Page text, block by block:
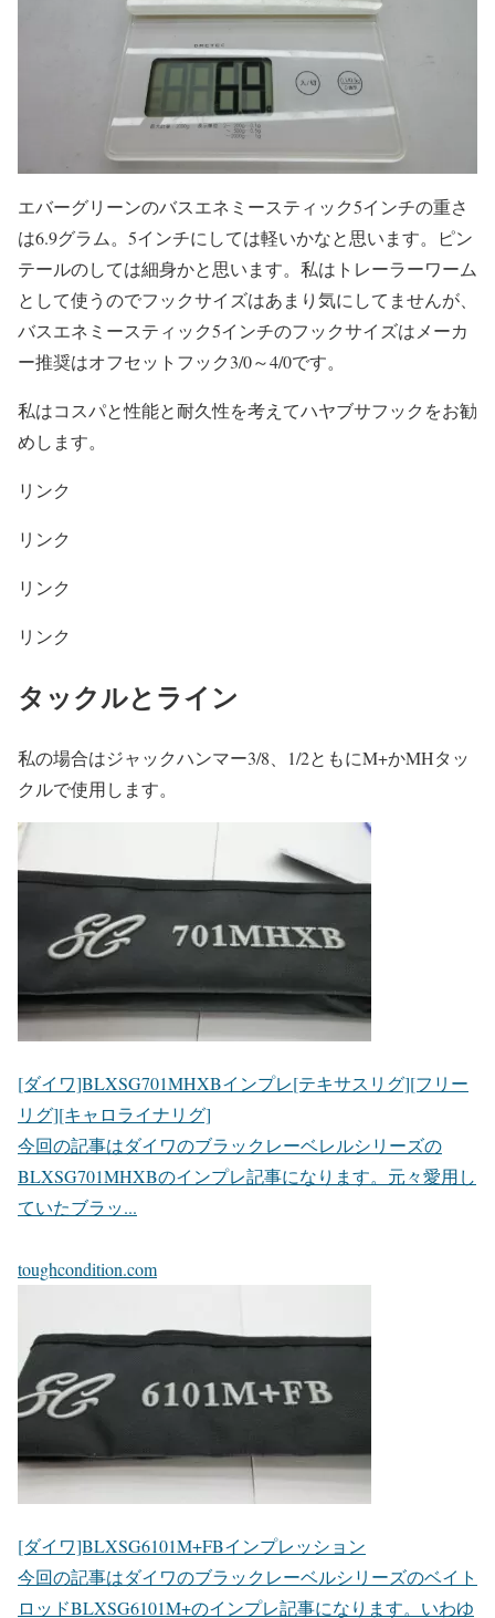
エバーグリーンのバスエネミースティック5インチの重さ
は6.9グラム。5インチにしては軽いかなと思います。ピン
テールのしては細身かと思います。私はトレーラーワーム
として使うのでフックサイズはあまり気にしてませんが、
バスエネミースティック5インチのフックサイズはメーカ
ー推奨はオフセットフック3/0～4/0です。
私はコスパと性能と耐久性を考えてハヤブサフックをお勧
めします。
リンク
リンク
リンク
リンク
タックルとライン
私の場合はジャックハンマー3/8、1/2ともにM+かMHタッ
クルで使用します。
[ダイワ]BLXSG701MHXBインプレ[テキサスリグ][フリー
リグ][キャロライナリグ]
今回の記事はダイワのブラックレーベレルシリーズの
BLXSG701MHXBのインプレ記事になります。元々愛用し
ていたブラッ...
toughcondition.com
[ダイワ]BLXSG6101M+FBインプレッション
今回の記事はダイワのブラックレーベルシリーズのベイト
ロッドBLXSG6101M+のインプレ記事になります。いわゆ